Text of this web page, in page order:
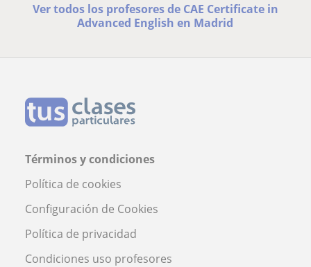
Ver todos los profesores de CAE Certificate in
Advanced English en Madrid
Términos y condiciones
Política de cookies
Configuración de Cookies
Política de privacidad
Condiciones uso profesores